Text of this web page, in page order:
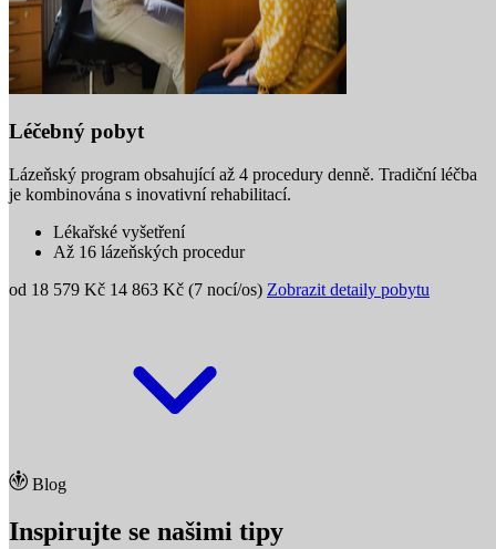
Léčebný pobyt
Lázeňský program obsahující až 4 procedury denně. Tradiční léčba
je kombinována s inovativní rehabilitací.
Lékařské vyšetření
Až 16 lázeňských procedur
od 18 579 Kč 14 863 Kč (7 nocí/os) Zobrazit detaily pobytu
Blog
Inspirujte se našimi tipy